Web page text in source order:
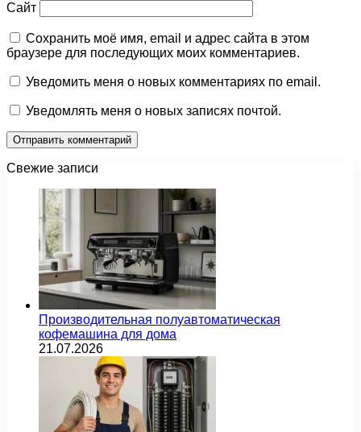
Сайт
Сохранить моё имя, email и адрес сайта в этом
браузере для последующих моих комментариев.
Уведомить меня о новых комментариях по email.
Уведомлять меня о новых записях почтой.
Свежие записи
Производительная полуавтоматическая
кофемашина для дома
21.07.2026